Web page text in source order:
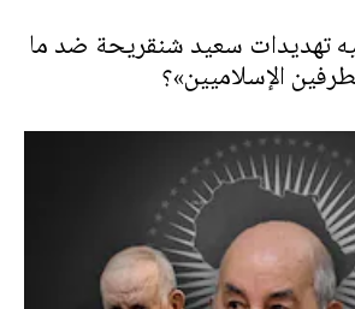
تهديدات سعيد شنقريحة ضد ما
الإسلاميين»؟